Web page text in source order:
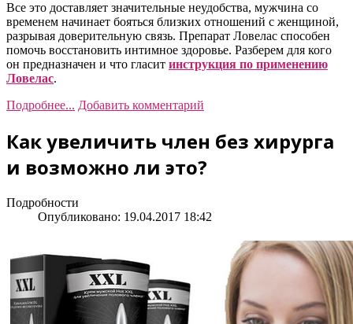
Все это доставляет значительные неудобства, мужчина со
временем начинает бояться близких отношений с женщиной,
разрывая доверительную связь. Препарат Ловелас способен
помочь восстановить интимное здоровье. Разберем для кого
он предназначен и что гласит инструкция по применению
Ловелас.
Подробнее... Добавить комментарий
Как увеличить член без хирурга
и возможно ли это?
Подробности
Опубликовано: 19.04.2017 18:42